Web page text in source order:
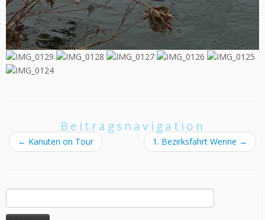
Beitragsnavigation
← Kanuten on Tour 1. Bezirksfahrt Wenne →
Suchen
nach: